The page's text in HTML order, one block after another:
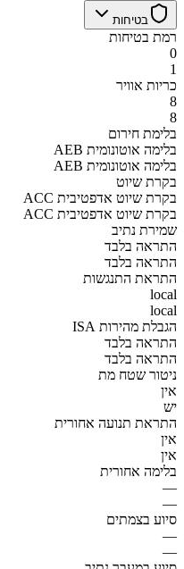
בטיחות
רמת בטיחות
0
1
כריות אוויר
8
8
בלימת חירום
AEB בלימה אוטונומית
AEB בלימה אוטונומית
בקרת שיוט
ACC בקרת שיוט אדפטיבית
ACC בקרת שיוט אדפטיבית
שמירת נתיב
התראה בלבד
התראה בלבד
התראת התנגשות
local
local
הגבלת מהירות ISA
התראה בלבד
התראה בלבד
ניטור שטח מת
אין
יש
התראת תנועה אחורית
אין
אין
בלימה אחורית
—
—
סיוע בצמתים
—
—